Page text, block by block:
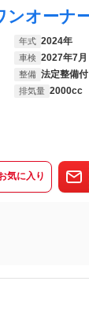
年式 2024年
車検 2027年7月
整備 法定整備付
排気量 2000cc
気に入り